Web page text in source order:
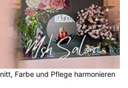
Farbe und Pflege harmonieren